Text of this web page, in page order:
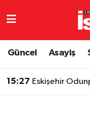
Güncel Asayiş
15:27 Eskişehir Odunpazarı
Eskişehirspor
Eskişehir